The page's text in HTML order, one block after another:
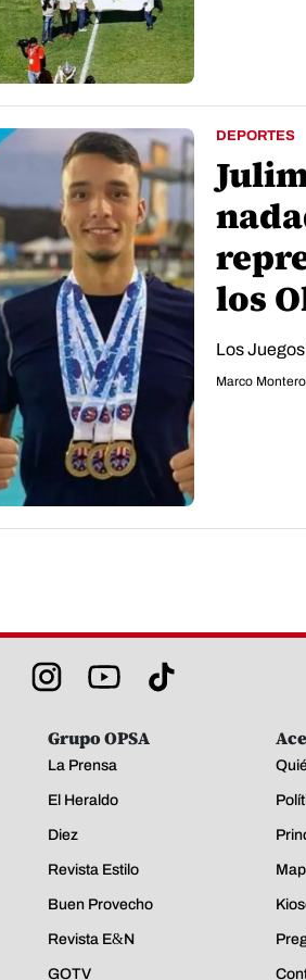
DEPORTES
los
Los
Marco
Grupo OPSA
La Prensa
El Heraldo
Diez
Revista Estilo
Buen Provecho
Revista E&N
GOTV